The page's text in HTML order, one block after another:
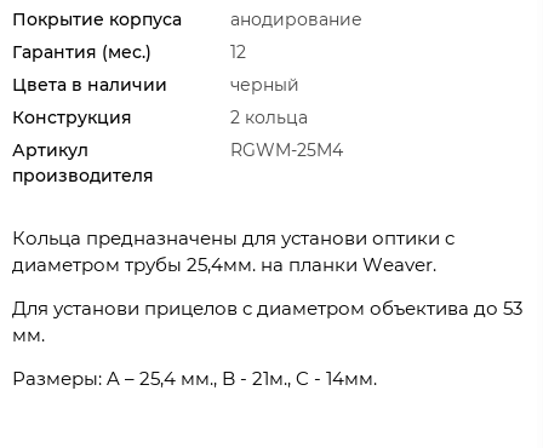
Покрытие корпуса
анодирование
Гарантия (мес.)
12
Цвета в наличии
черный
Конструкция
2 кольца
Артикул
производителя
RGWM-25M4
Кольца предназначены для установи оптики c
диаметром трубы 25,4мм. на планки Wеаvеr.
Для установи прицелов c диаметром объектива до 53
мм.
Размеры: A – 25,4 мм., B - 21м., C - 14мм.